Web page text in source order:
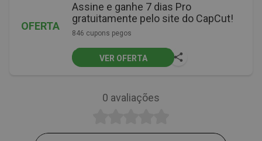
OFERTA
Assine e ganhe 7 dias Pro
gratuitamente pelo site do CapCut!
846 cupons pegos
VER OFERTA
0 avaliações